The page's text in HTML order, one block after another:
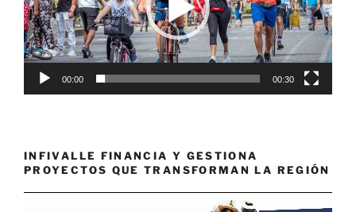
00:00 00:30
INFIVALLE FINANCIA Y GESTIONA
PROYECTOS QUE TRANSFORMAN LA REGIÓN